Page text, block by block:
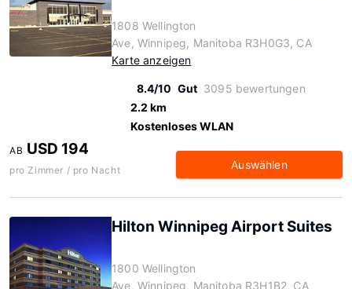
1808 Wellington
Ave, Winnipeg, Manitoba R3H0G3, CA
Karte anzeigen
8.4/10 Gut 3095 bewertungen
2.2 km
Kostenloses WLAN
AB USD 194
pro Zimmer / pro Nacht Auswählen
Hilton Winnipeg Airport Suites
1800 Wellington
Ave, Winnipeg, Manitoba R3H1B2, CA